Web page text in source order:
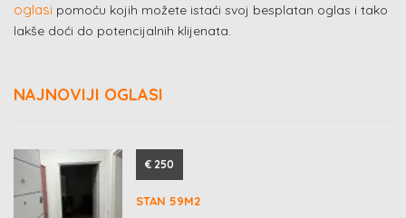
oglasi pomoću kojih možete istaći svoj besplatan oglas i tako
lakše doći do potencijalnih klijenata.
NAJNOVIJI OGLASI
€ 250
STAN 59M2